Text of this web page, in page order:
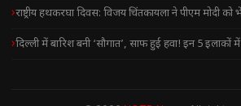
राष्ट्रीय हथकरघा दिवस: विजय चिंतकायला ने पीएम मोदी
दिल्ली में बारिश बनी ‘सौगात’, साफ हुई हवा! इन 5